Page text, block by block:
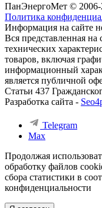
ПанЭнергоМет © 2006-
Политика
Информация на сайте
Вся представленная
технических
товаров, включая
информационный
является публичной
Статьи 437
Разработка сайта -
Telegram
Max
Продолжая
обработку файлов
сбора статистики в
конфиденциальности